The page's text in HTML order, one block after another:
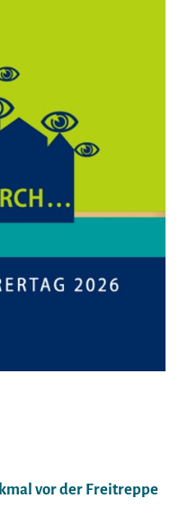
vor der Freitreppe